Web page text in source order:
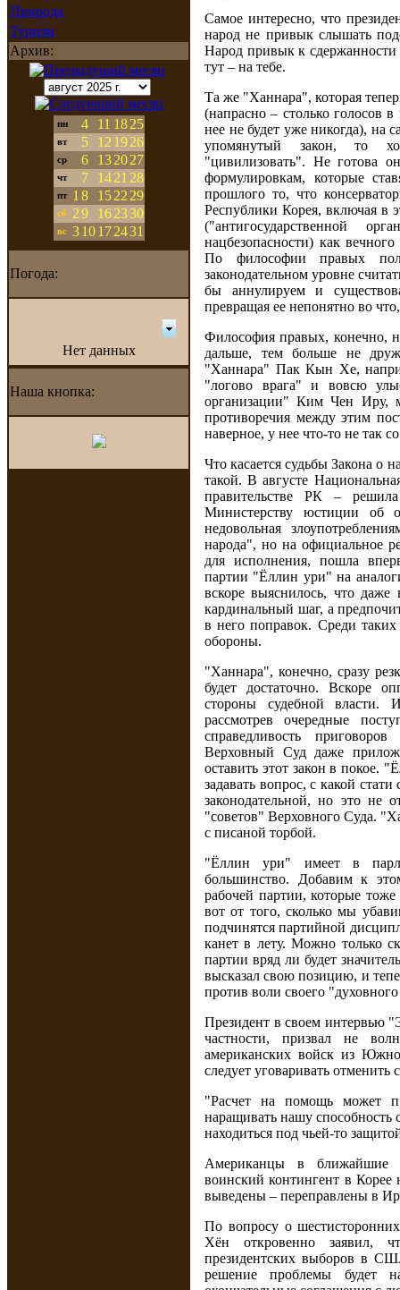
Природа
Туризм
Архив:
пн 4 11 18 25
вт 5 12 19 26
ср 6 13 20 27
чт 7 14 21 28
пт 1 8 15 22 29
сб 29 16 23 30
вс 3 10 17 2431
Погода:
Нет данных
Наша кнопка:
Самое интересно, что
народ не привык слышать
Народ привык к сдержанности
тут – на тебе.
Та же "Ханнара", которая
(напрасно – столько голосов
нее не будет уже никогда), на
упомянутый закон, то
"цивилизовать". Не готова
формулировкам, которые
прошлого то, что
Республики Корея, включая в
("антигосударственной
нацбезопасности) как
По философии правых
законодательном уровне
бы аннулируем и
превращая ее непонятно во
Философия правых, конечно,
дальше, тем больше не
"Ханнара" Пак Кын Хе,
"логово врага" и вовсю
организации" Ким Чен Иру,
противоречия между этим
наверное, у нее что-то не так
Что касается судьбы Закона о
такой. В августе
правительстве РК –
Министерству юстиции об
недовольная
народа", но на официальное
для исполнения, пошла
партии "Ёллин ури" на
вскоре выяснилось, что
кардинальный шаг, а
в него поправок. Среди
обороны.
"Ханнара", конечно, сразу
будет достаточно. Вскоре
стороны судебной
рассмотрев очередные
справедливость
Верховный Суд даже
оставить этот закон в покое.
задавать вопрос, с какой
законодательной, но это не
"советов" Верховного Суда.
с писаной торбой.
"Ёллин ури" имеет в
большинство. Добавим к
рабочей партии, которые
вот от того, сколько мы
подчинятся партийной
канет в лету. Можно только
партии вряд ли будет
высказал свою позицию, и
против воли своего
Президент в своем интервью
частности, призвал не
американских войск из
следует уговаривать отменить
"Расчет на помощь может
наращивать нашу способность
находиться под чьей-то
Американцы в ближайшие
воинский контингент в Корее
выведены – переправлены в
По вопросу о
Хён откровенно заявил,
президентских выборов в
решение проблемы будет